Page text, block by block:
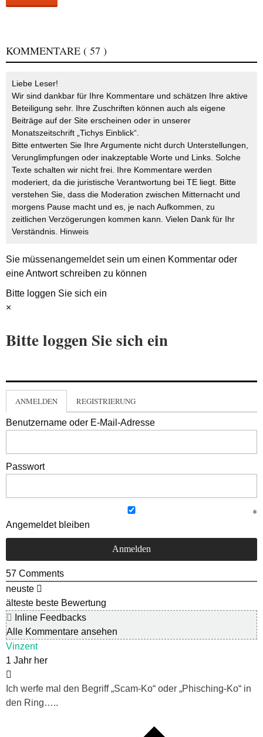
KOMMENTARE ( 57 )
Liebe Leser!
Wir sind dankbar für Ihre Kommentare und schätzen Ihre aktive
Beteiligung sehr. Ihre Zuschriften können auch als eigene
Beiträge auf der Site erscheinen oder in unserer
Monatszeitschrift „Tichys Einblick“.
Bitte entwerten Sie Ihre Argumente nicht durch Unterstellungen,
Verunglimpfungen oder inakzeptable Worte und Links. Solche
Texte schalten wir nicht frei. Ihre Kommentare werden
moderiert, da die juristische Verantwortung bei TE liegt. Bitte
verstehen Sie, dass die Moderation zwischen Mitternacht und
morgens Pause macht und es, je nach Aufkommen, zu
zeitlichen Verzögerungen kommen kann. Vielen Dank für Ihr
Verständnis. Hinweis
Sie müssenangemeldetsein um einen Kommentar oder
eine Antwort schreiben zu können
Bitte loggen Sie sich ein
×
Bitte loggen Sie sich ein
ANMELDEN REGISTRIERUNG
Benutzername oder E-Mail-Adresse
Passwort
Angemeldet bleiben
57 Comments
neuste
älteste beste Bewertung
Inline Feedbacks
Alle Kommentare ansehen
Vinzent
1 Jahr her
Ich werfe mal den Begriff „Scam-Ko“ oder „Phisching-Ko“ in
den Ring…..